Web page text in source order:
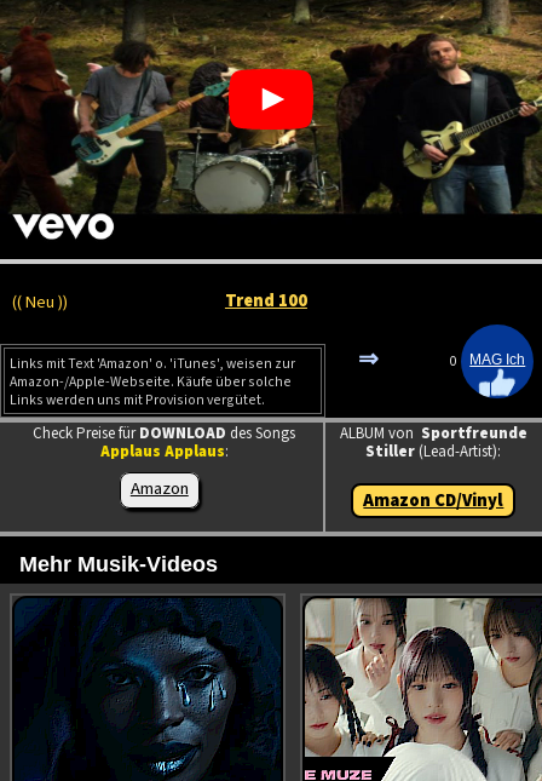
(( Neu )) Trend 100
Links mit Text 'Amazon' o. 'iTunes', weisen zur
Amazon-/Apple-Webseite. Käufe über solche
Links werden uns mit Provision vergütet.
⇒ 0
Check Preise fürDOWNLOAD des Songs
Applaus Applaus:
Amazon
ALBUM von Sportfreunde
Stiller (Lead-Artist):
Amazon CD/Vinyl
Mehr Musik-Videos